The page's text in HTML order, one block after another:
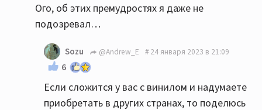
Ого, об этих премудростях я даже не
подозревал…
Sozu @Andrew_E 24 января 2023 в 21:09
6
Если сложится у вас с винилом и надумаете
приобретать в других странах, то поделюсь